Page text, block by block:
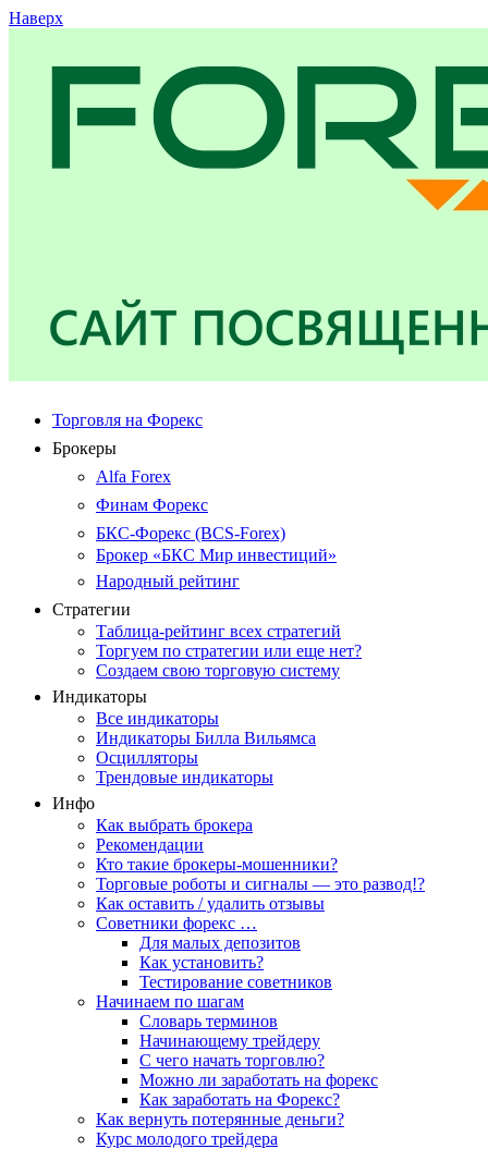
Наверх
Торговля на Форекс
Брокеры
Alfa Forex
Финам Форекс
БКС-Форекс (BCS-Forex)
Брокер «БКС Мир инвестиций»
Народный рейтинг
Стратегии
Таблица-рейтинг всех стратегий
Торгуем по стратегии или еще нет?
Создаем свою торговую систему
Индикаторы
Все индикаторы
Индикаторы Билла Вильямса
Осцилляторы
Трендовые индикаторы
Инфо
Как выбрать брокера
Рекомендации
Кто такие брокеры-мошенники?
Торговые роботы и сигналы — это развод!?
Как оставить / удалить отзывы
Советники форекс …
Для малых депозитов
Как установить?
Тестирование советников
Начинаем по шагам
Словарь терминов
Начинающему трейдеру
С чего начать торговлю?
Можно ли заработать на форекс
Как заработать на Форекс?
Как вернуть потерянные деньги?
Курс молодого трейдера